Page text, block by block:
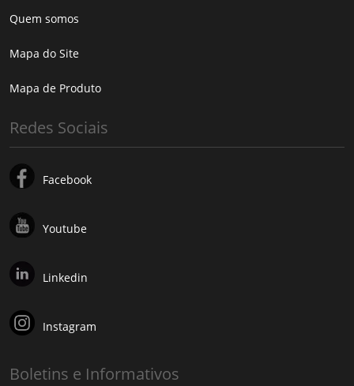
Quem somos
Mapa do Site
Mapa de Produto
Redes Sociais
Facebook
Youtube
Linkedin
Instagram
Boletins e Informativos